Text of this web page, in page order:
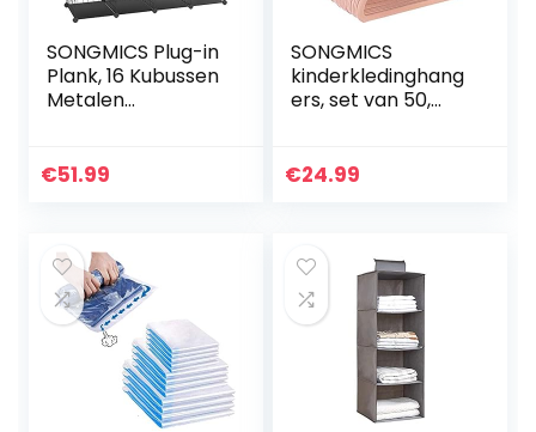
SONGMICS Plug-in
Plank, 16 Kubussen
Metalen
zelfkast en
€51.99
SONGMICS
kinderkledinghang
ers, set van 50,
en
€24.99